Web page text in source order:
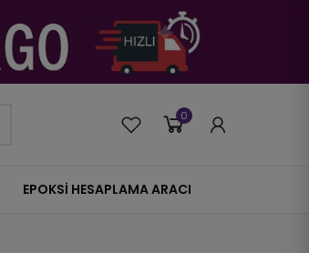
0
EPOKSİ HESAPLAMA ARACI